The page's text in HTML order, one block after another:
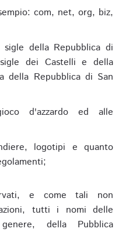
com, net, org, biz,
della Repubblica di
dei Castelli e della
della Repubblica di San
d'azzardo ed alle
logotipi e quanto
e come tali non
tutti i nomi delle
della Pubblica